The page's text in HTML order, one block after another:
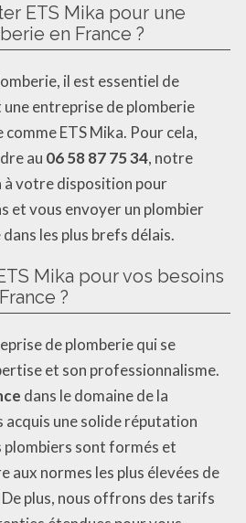
ETS Mika pour une
en France ?
il est essentiel de
entreprise de plomberie
ETS Mika. Pour cela,
au 06 58 87 75 34, notre
à votre disposition pour
et vous envoyer un plombier
les plus brefs délais.
Mika pour vos besoins
?
de plomberie qui se
et son professionnalisme.
dans le domaine de la
acquis une solide réputation
plombiers sont formés et
aux normes les plus élevées de
plus, nous offrons des tarifs